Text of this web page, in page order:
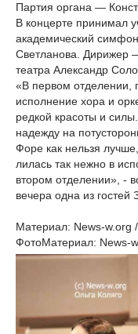
Партия органа —
В концерте принимал
академический
Светланова. Дирижер
театра Александр
«В первом отделении,
исполнение хора и
редкой красоты и
надежду на
Форе как нельзя
лилась так нежно в
втором отделении», -
вечера одна из гостей
Материал: News-w.org
ФотоМатериал: News-